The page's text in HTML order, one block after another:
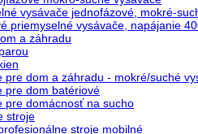
vysávače jednofázové, mokré-
priemyselné vysávače, napájanie
a záhradu
pre dom a záhradu - mokré/suché
pre dom batériové
pre domácnosť na sucho
stroje
stroje mobilné